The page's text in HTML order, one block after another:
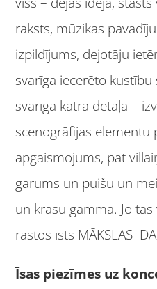
raksts, mūzikas
izpildījums, dejotāju
svarīga iecerēto
svarīga katra detaļa –
scenogrāfijas elementu
apgaismojums, pat
garums un puišu un
un krāsu gamma. Jo
rastos īsts MĀKSLAS
Īsas piezīmes uz